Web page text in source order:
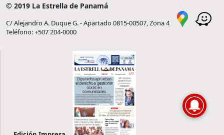
© 2019 La Estrella de Panamá
C/ Alejandro A. Duque G. - Apartado 0815-00507, Zona 4
Teléfono: +507 204-0000